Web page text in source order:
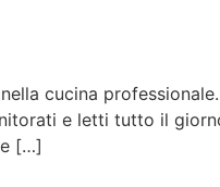
cucina
e letti tutto il
[…]